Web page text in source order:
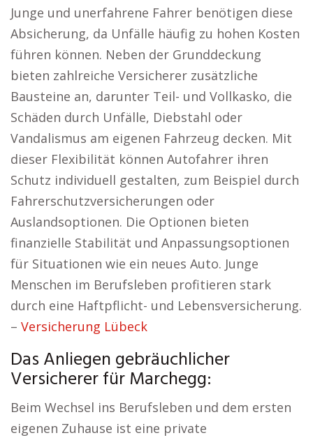
Junge und unerfahrene Fahrer benötigen diese
Absicherung, da Unfälle häufig zu hohen Kosten
führen können. Neben der Grunddeckung
bieten zahlreiche Versicherer zusätzliche
Bausteine an, darunter Teil- und Vollkasko, die
Schäden durch Unfälle, Diebstahl oder
Vandalismus am eigenen Fahrzeug decken. Mit
dieser Flexibilität können Autofahrer ihren
Schutz individuell gestalten, zum Beispiel durch
Fahrerschutzversicherungen oder
Auslandsoptionen. Die Optionen bieten
finanzielle Stabilität und Anpassungsoptionen
für Situationen wie ein neues Auto. Junge
Menschen im Berufsleben profitieren stark
durch eine Haftpflicht- und Lebensversicherung.
– Versicherung Lübeck
Das Anliegen gebräuchlicher
Versicherer für Marchegg:
Beim Wechsel ins Berufsleben und dem ersten
eigenen Zuhause ist eine private